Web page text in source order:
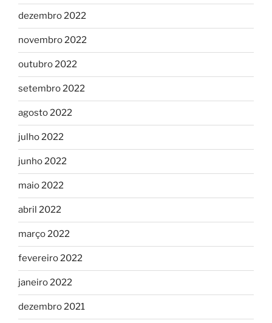
dezembro 2022
novembro 2022
outubro 2022
setembro 2022
agosto 2022
julho 2022
junho 2022
maio 2022
abril 2022
março 2022
fevereiro 2022
janeiro 2022
dezembro 2021